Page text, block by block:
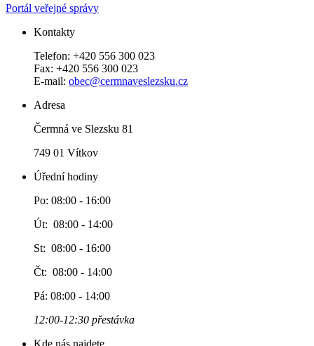
Portál veřejné správy
Kontakty
Telefon: +420 556 300 023
Fax: +420 556 300 023
E-mail: obec@cermnaveslezsku.cz
Adresa
Čermná ve Slezsku 81
749 01 Vítkov
Úřední hodiny
Po: 08:00 - 16:00
Út: 08:00 - 14:00
St: 08:00 - 16:00
Čt: 08:00 - 14:00
Pá: 08:00 - 14:00
12:00-12:30 přestávka